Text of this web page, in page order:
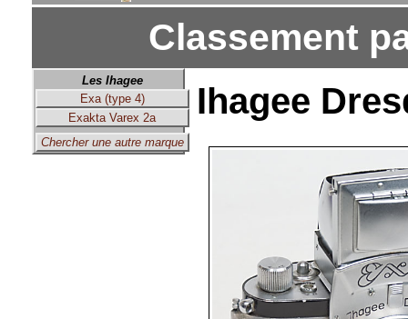
Classement
Les Ihagee
Exa (type 4)
Exakta Varex 2a
Chercher une autre marque
Ihagee